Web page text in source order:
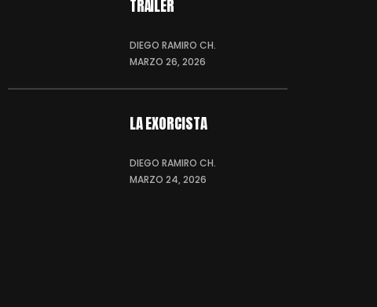
TRÁILER
DIEGO RAMIRO CH.
MARZO 26, 2026
LA EXORCISTA
DIEGO RAMIRO CH.
MARZO 24, 2026